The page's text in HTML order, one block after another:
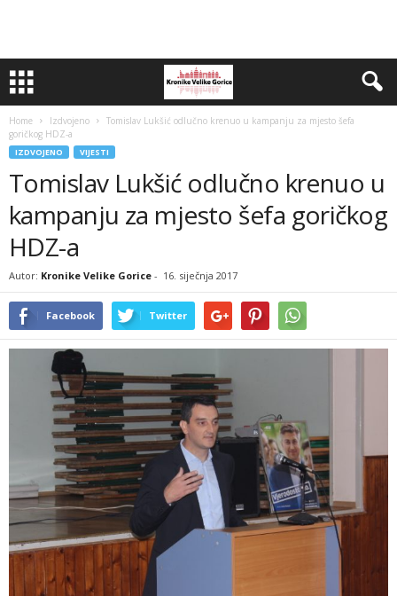
Home Izdvojeno
Tomislav Lukšić odlučno krenuo u kampanju za mjesto šefa
goričkog HDZ-a
IZDVOJENO VIJESTI
Tomislav Lukšić odlučno krenuo u
kampanju za mjesto šefa goričkog
HDZ-a
Autor: Kronike Velike Gorice - 16. siječnja 2017
Facebook Twitter